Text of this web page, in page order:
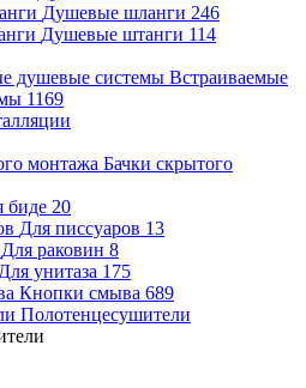
Душевые шланги 246
Душевые штанги 114
Встраиваемые
1169
Бачки скрытого
биде 20
Для писсуаров 13
Для раковин 8
Для унитаза 175
Кнопки смыва 689
Полотенцесушители